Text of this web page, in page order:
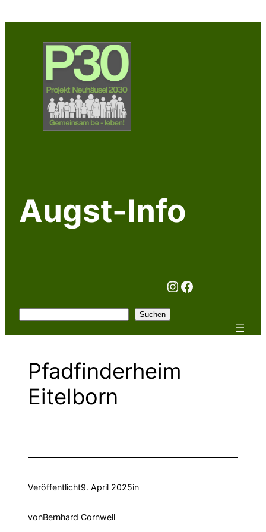
Inhalt
Augst-Info
Instagram
Facebook
Suchen
Pfadfinderheim
Eitelborn
Veröffentlicht9. April 2025in
vonBernhard Cornwell